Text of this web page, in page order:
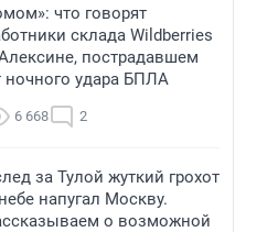
что говорят
склада Wildberries
пострадавшем
ночного удара БПЛА
6 668 2
за Тулой жуткий грохот
напугал Москву.
о возможной